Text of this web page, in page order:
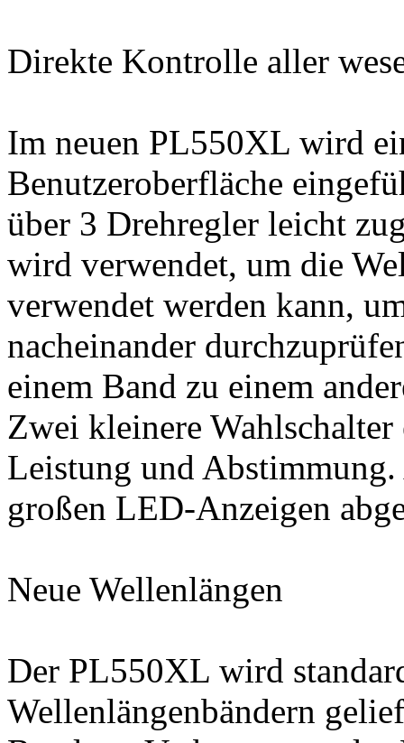
Direkte Kontrolle aller
Im neuen PL550XL wird
Benutzeroberfläche
über 3 Drehregler leicht
wird verwendet, um die
verwendet werden kann,
nacheinander
einem Band zu einem
Zwei kleinere
Leistung und
großen LED-Anzeigen
Neue Wellenlängen
Der PL550XL wird
Wellenlängenbändern